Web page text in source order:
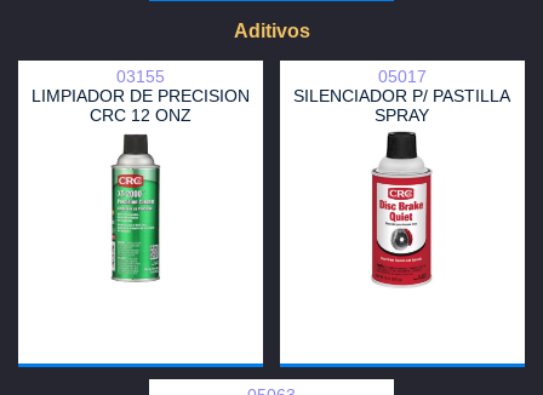
Aditivos
03155
LIMPIADOR DE PRECISION
CRC 12 ONZ
05017
SILENCIADOR P/ PASTILLA
SPRAY